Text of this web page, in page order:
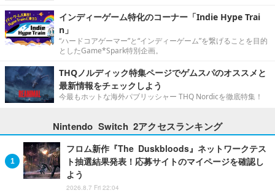
インディーゲーム特化のコーナー「Indie Hype Trai
n」
“ハードコアゲーマー”と“インディーゲーム”を繋げることを目的
としたGame*Spark特別企画。
THQノルディック特集ページでゲムスパのオススメと
最新情報をチェックしよう
今最もホットな海外パブリッシャー THQ Nordicを徹底特集！
Nintendo Switch 2アクセスランキング
フロム新作『The Duskbloods』ネットワークテス
ト抽選結果発表！応募サイトのマイページを確認し
よう
2026.8.7 Fri 22:04